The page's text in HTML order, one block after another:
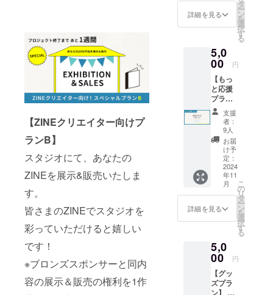
【ZINEクリエイター向けプ
ランB】
スタジオにて、あなたの
ZINEを展示&販売いたしま
す。
皆さまのZINEでスタジオを
彩っていただけると嬉しい
です！
※ブロンズスポンサーと同内
容の展示＆販売の権利を1作
りしま
す！ ・
データ
みで自
由にリ
ソグラ
フをお
楽しみ
いただ
けるチ
ケット
です。
・ス
タッフ
が付か
ないた
め、リ
ソグラ
フ印刷
の操作
す。 ・
現金へ
の交換
はでき
ません
詳細を見る
タ
ー
ン
を
選
択
す
る
5,0
00 円
【もっ
と応援
プラ
ン】 感
謝の気
持ちを
込め
て、お
礼の
メッ
セージ
をお送
りしま
す！ ※
このリ
ターン
援プラ
ン」
3,000円
のリ
ターン
支援
者：
9人
お届
け予
定：
2024
年11
月
詳細を見る
こ
の
リ
タ
ー
ン
を
選
択
す
る
5,0
00 円
【グッ
ズプラ
ン】 リ